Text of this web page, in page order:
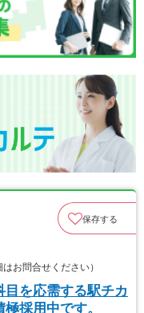
保存する
お問合せください）
を応需する駅チカ
採用中です。